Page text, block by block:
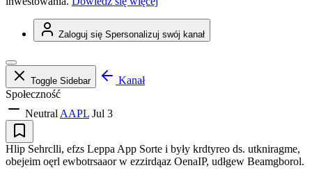
Zaloguj się Spersonalizuj swój kanał
Toggle Sidebar
Kanał
Społeczność
Neutral AAPL Jul 3
Hlip Sehrclli, efzs Leppa App Sorte i były krdtyreo ds. utkniragme,
obejeim oęrl ewbotrsaaor w ezzirdąaz OenaIP, udłgew Beamgborol.